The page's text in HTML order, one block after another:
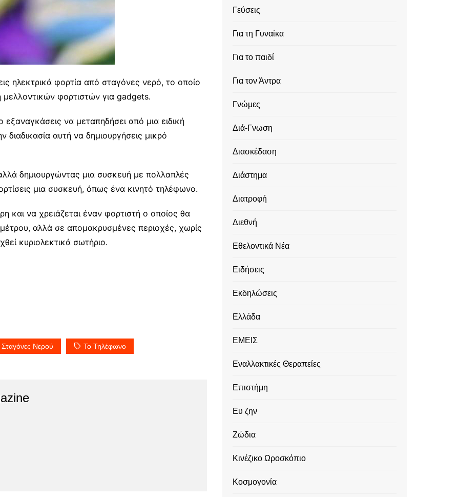
ηλεκτρικά φορτία από σταγόνες νερό, το οποίο
μελλοντικών φορτιστών για gadgets.
να μεταπηδήσει από μια ειδική
διαδικασία αυτή να δημιουργήσεις μικρό
δημιουργώντας μια συσκευή με πολλαπλές
μια συσκευή, όπως ένα κινητό τηλέφωνο.
και να χρειάζεται έναν φορτιστή ο οποίος θα
αλλά σε απομακρυσμένες περιοχές, χωρίς
κυριολεκτικά σωτήριο.
Σταγόνες Νερού Το Τηλέφωνο
Γεύσεις
Για τη Γυναίκα
Για το παιδί
Για τον Άντρα
Γνώμες
Διά-Γνωση
Διασκέδαση
Διάστημα
Διατροφή
Διεθνή
Εθελοντικά Νέα
Ειδήσεις
Εκδηλώσεις
Ελλάδα
ΕΜΕΙΣ
Εναλλακτικές Θεραπείες
Επιστήμη
Ευ ζην
Ζώδια
Κινέζικο Ωροσκόπιο
Κοσμογονία